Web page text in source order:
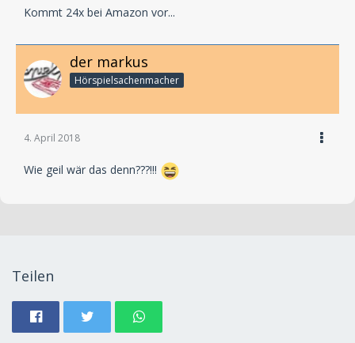
Kommt 24x bei Amazon vor...
der markus
Hörspielsachenmacher
4. April 2018
Wie geil wär das denn???!!!
Teilen